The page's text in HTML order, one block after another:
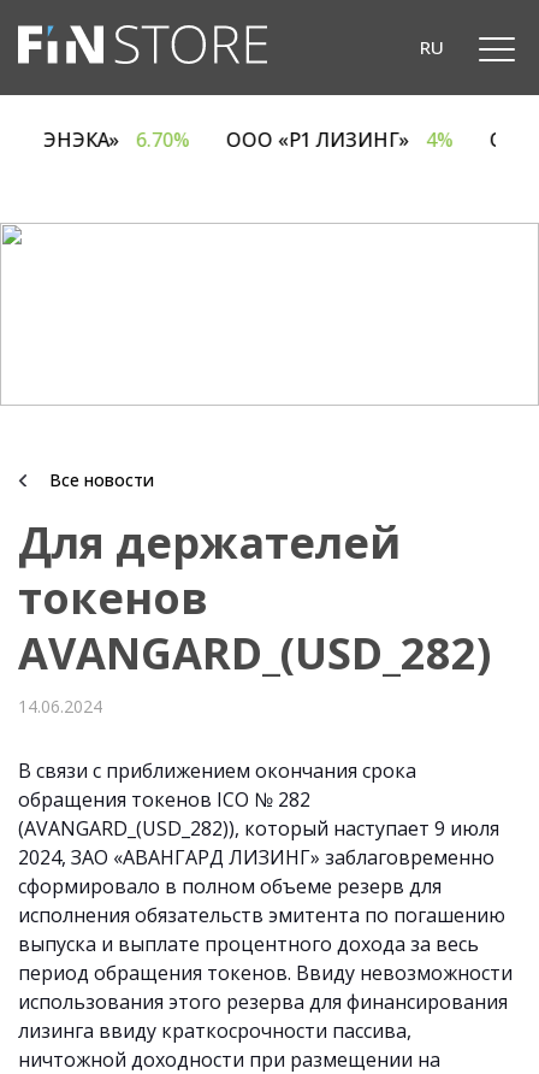
RU
«ЭНЭКА» 6.70% ООО «Р1 ЛИЗИНГ» 4%
Все новости
Для держателей
токенов
AVANGARD_(USD_282)
14.06.2024
В связи с приближением окончания срока
обращения токенов ICO № 282
(AVANGARD_(USD_282)), который наступает 9 июля
2024, ЗАО «АВАНГАРД ЛИЗИНГ» заблаговременно
сформировало в полном объеме резерв для
исполнения обязательств эмитента по погашению
выпуска и выплате процентного дохода за весь
период обращения токенов. Ввиду невозможности
использования этого резерва для финансирования
лизинга ввиду краткосрочности пассива,
ничтожной доходности при размещении на